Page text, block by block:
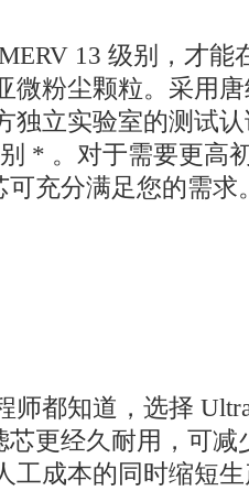
13 级别，才能
微粉尘颗粒。采用唐
独立实验室的测试
* 。对于需要更高
可充分满足您的需求
师都知道，选择
芯更经久耐用，可
工成本的同时缩短